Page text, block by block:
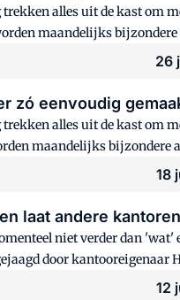
alles uit de kast om
maandelijks
zó eenvoudig
alles uit de kast om
maandelijks
laat andere
niet verder dan
door kantooreigenaar